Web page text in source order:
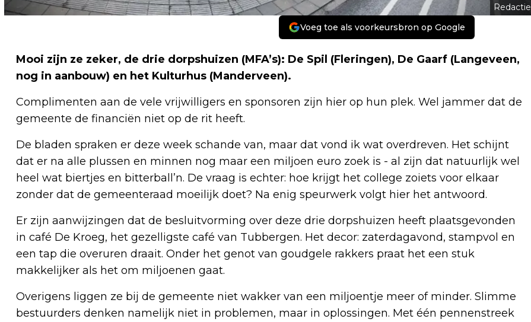
Redactie
Voeg toe als voorkeursbron op Google
Mooi zijn ze zeker, de drie dorpshuizen (MFA’s): De Spil (Fleringen), De Gaarf (Langeveen,
nog in aanbouw) en het Kulturhus (Manderveen).
Complimenten aan de vele vrijwilligers en sponsoren zijn hier op hun plek. Wel jammer dat de
gemeente de financiën niet op de rit heeft.
De bladen spraken er deze week schande van, maar dat vond ik wat overdreven. Het schijnt
dat er na alle plussen en minnen nog maar een miljoen euro zoek is - al zijn dat natuurlijk wel
heel wat biertjes en bitterball’n. De vraag is echter: hoe krijgt het college zoiets voor elkaar
zonder dat de gemeenteraad moeilijk doet? Na enig speurwerk volgt hier het antwoord.
Er zijn aanwijzingen dat de besluitvorming over deze drie dorpshuizen heeft plaatsgevonden
in café De Kroeg, het gezelligste café van Tubbergen. Het decor: zaterdagavond, stampvol en
een tap die overuren draait. Onder het genot van goudgele rakkers praat het een stuk
makkelijker als het om miljoenen gaat.
Overigens liggen ze bij de gemeente niet wakker van een miljoentje meer of minder. Slimme
bestuurders denken namelijk niet in problemen, maar in oplossingen. Met één pennenstreek